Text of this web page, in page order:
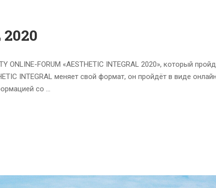
ONLINE-FORUM «AESTHETIC INTEGRAL 2020», который
INTEGRAL меняет свой формат, он пройдёт в виде
со …